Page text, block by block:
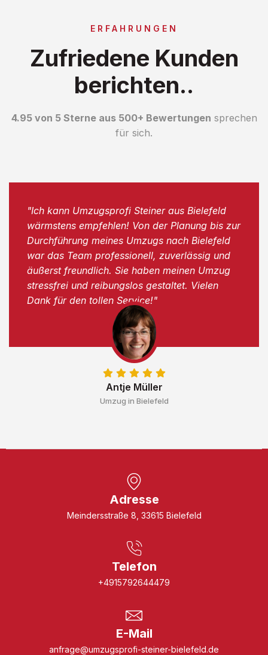
ERFAHRUNGEN
Zufriedene Kunden
berichten..
4.95 von 5 Sterne aus 500+ Bewertungen sprechen
für sich.
Antje Müller
Umzug in Bielefeld
"Ich kann Umzugsprofi Steiner aus Bielefeld
wärmstens empfehlen! Von der Planung bis zur
Durchführung meines Umzugs nach Bielefeld
war das Team professionell, zuverlässig und
äußerst freundlich. Sie haben meinen Umzug
stressfrei und reibungslos gestaltet. Vielen
Dank für den tollen Service!"
Adresse
Meindersstraße 8, 33615 Bielefeld
Telefon
+4915792644479
E-Mail
anfrage@umzugsprofi-steiner-bielefeld.de